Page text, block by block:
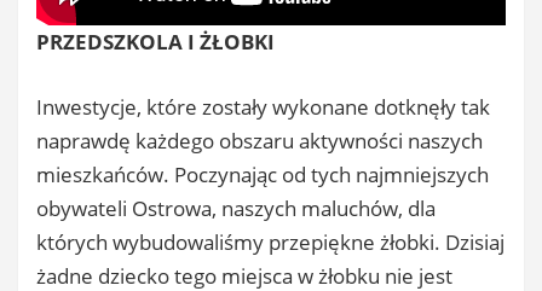
PRZEDSZKOLA I ŻŁOBKI
Inwestycje, które zostały wykonane dotknęły tak
naprawdę każdego obszaru aktywności naszych
mieszkańców. Poczynając od tych najmniejszych
obywateli Ostrowa, naszych maluchów, dla
których wybudowaliśmy przepiękne żłobki. Dzisiaj
żadne dziecko tego miejsca w żłobku nie jest